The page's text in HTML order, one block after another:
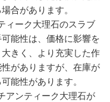
合があります。
ィーク大理石のスラブ
能性は、価格に影響を
きく、より充実した作
がありますが、在庫が
能性があります。
アンティーク大理石が